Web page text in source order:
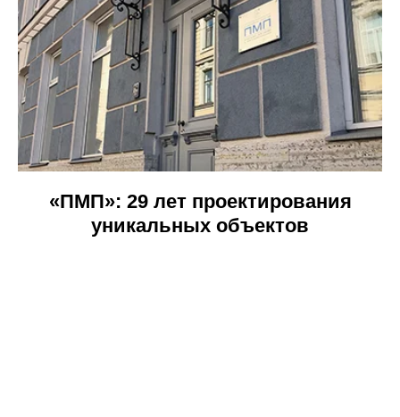
«ПМП»: 29 лет проектирования
уникальных объектов